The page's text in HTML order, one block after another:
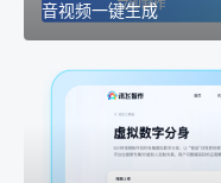
音视频一键生成
AI+创意